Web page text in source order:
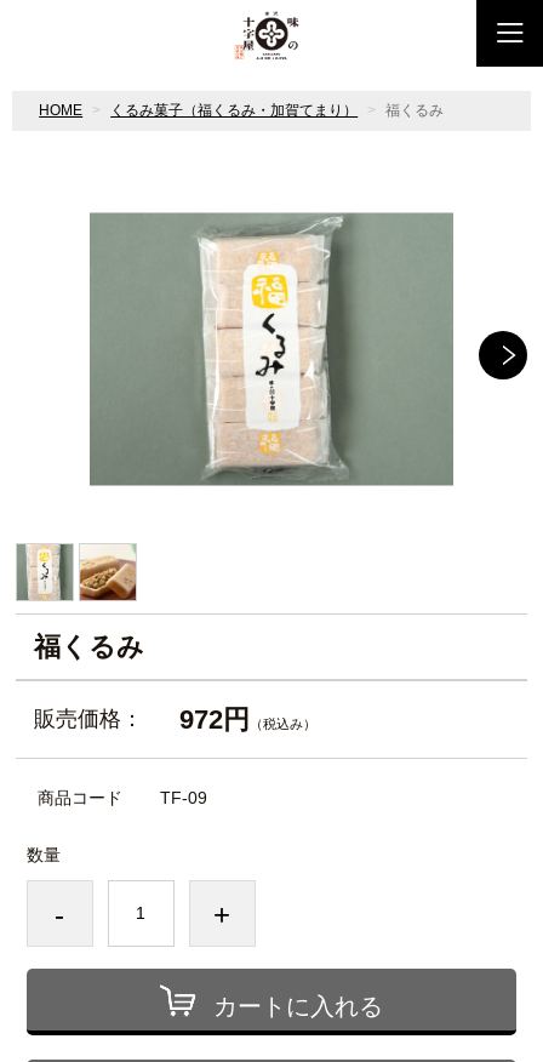
HOME くるみ菓子（福くるみ・加賀てまり） 福くるみ
福くるみ
販売価格： 972円 （税込み）
商品コード TF-09
数量
- +
カートに入れる